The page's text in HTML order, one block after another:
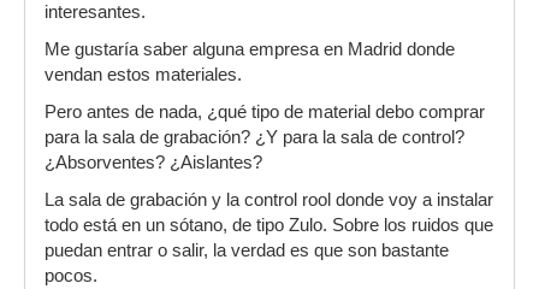
interesantes.
Me gustaría saber alguna empresa en Madrid donde
vendan estos materiales.
Pero antes de nada, ¿qué tipo de material debo comprar
para la sala de grabación? ¿Y para la sala de control?
¿Absorventes? ¿Aislantes?
La sala de grabación y la control rool donde voy a instalar
todo está en un sótano, de tipo Zulo. Sobre los ruidos que
puedan entrar o salir, la verdad es que son bastante
pocos.